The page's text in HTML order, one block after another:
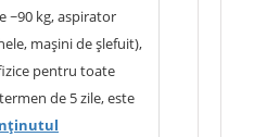
lungime
1200 mm, destinația
ceramice și
ghidajelor
de rupere, a roții
~90 kg, aspirator
mașini de șlefuit),
pentru toate
de 5 zile, este
fără